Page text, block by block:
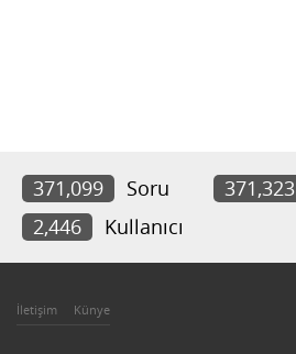
371,099 Soru 371,323
2,446
Kullanıcı
İletişim Künye